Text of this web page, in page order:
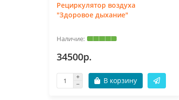
Рециркулятор воздуха
"Здоровое дыхание"
34500р.
В корзину